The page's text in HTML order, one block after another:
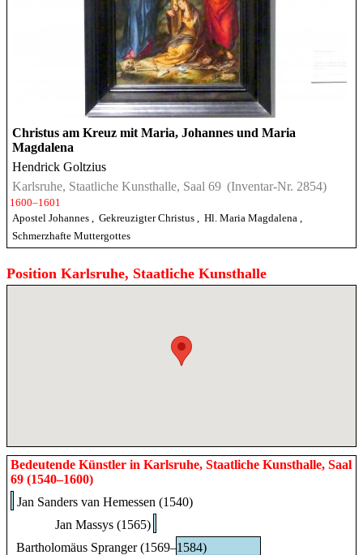
Christus am Kreuz mit Maria, Johannes und Maria
Magdalena
Hendrick Goltzius
Karlsruhe, Staatliche Kunsthalle, Saal 69 (Inventar-Nr. 2854)
1600–1601
Apostel Johannes
Gekreuzigter Christus Hl. Maria Magdalena
Schmerzhafte Muttergottes
Position Karlsruhe, Staatliche Kunsthalle
Bedeutende Künstler in Karlsruhe, Staatliche Kunsthalle, Saal
69 (1540–1600)
Jan Sanders van Hemessen (1540)
Jan Massys (1565)
Bartholomäus Spranger (1569–1584)